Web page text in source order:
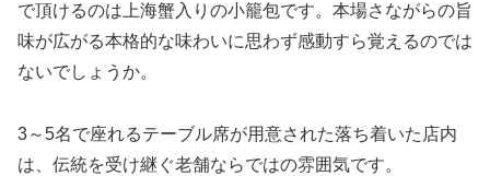
で頂けるのは上海蟹入りの小籠包です。本場さながらの旨
味が広がる本格的な味わいに思わず感動すら覚えるのでは
ないでしょうか。
3～5名で座れるテーブル席が用意された落ち着いた店内
は、伝統を受け継ぐ老舗ならではの雰囲気です。